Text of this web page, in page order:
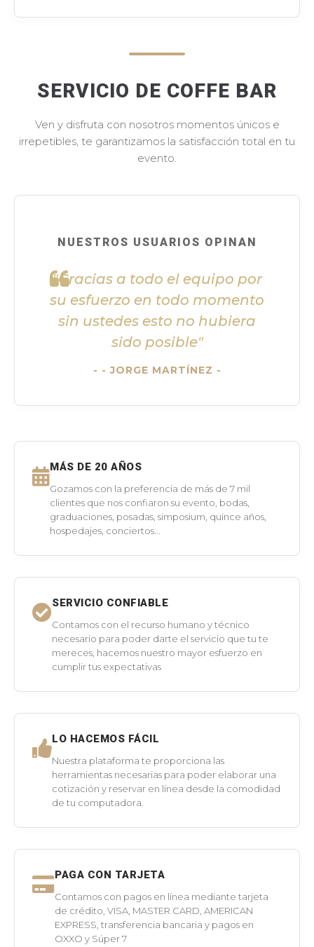
SERVICIO DE COFFE BAR
Ven y disfruta con nosotros momentos únicos e
irrepetibles, te garantizamos la satisfacción total en tu
evento.
NUESTROS USUARIOS OPINAN
"Gracias a todo el equipo por
su esfuerzo en todo momento
sin ustedes esto no hubiera
sido posible"
- JORGE MARTÍNEZ -
MÁS DE 20 AÑOS
Gozamos con la preferencia de más de 7 mil
clientes que nos confiaron su evento, bodas,
graduaciones, posadas, simposium, quince años,
hospedajes, conciertos...
SERVICIO CONFIABLE
Contamos con el recurso humano y técnico
necesario para poder darte el servicio que tu te
mereces, hacemos nuestro mayor esfuerzo en
cumplir tus expectativas
LO HACEMOS FÁCIL
Nuestra plataforma te proporciona las
herramientas necesarias para poder elaborar una
cotización y reservar en línea desde la comodidad
de tu computadora.
PAGA CON TARJETA
Contamos con pagos en línea mediante tarjeta
de crédito, VISA, MASTER CARD, AMERICAN
EXPRESS, transferencia bancaria y pagos en
OXXO y Súper 7